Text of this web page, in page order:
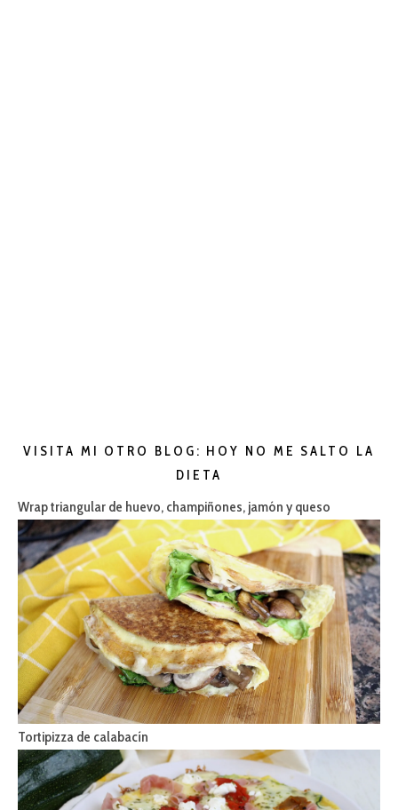
VISITA MI OTRO BLOG: HOY NO ME SALTO LA
DIETA
Wrap triangular de huevo, champiñones, jamón y queso
Tortipizza de calabacín